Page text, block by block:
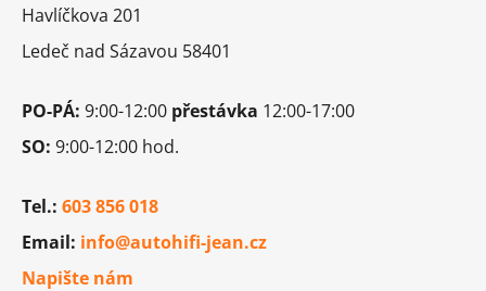
Havlíčkova 201
Ledeč nad Sázavou 58401
PO-PÁ: 9:00-12:00 přestávka 12:00-17:00
SO: 9:00-12:00 hod.
Tel.: 603 856 018
Email: info@autohifi-jean.cz
Napište nám